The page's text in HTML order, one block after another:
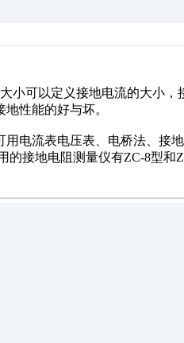
小可以定义接地电流的大小
性能的好与坏。
用电流表电压表、电桥法、接
的接地电阻测量仪有ZC-8型和